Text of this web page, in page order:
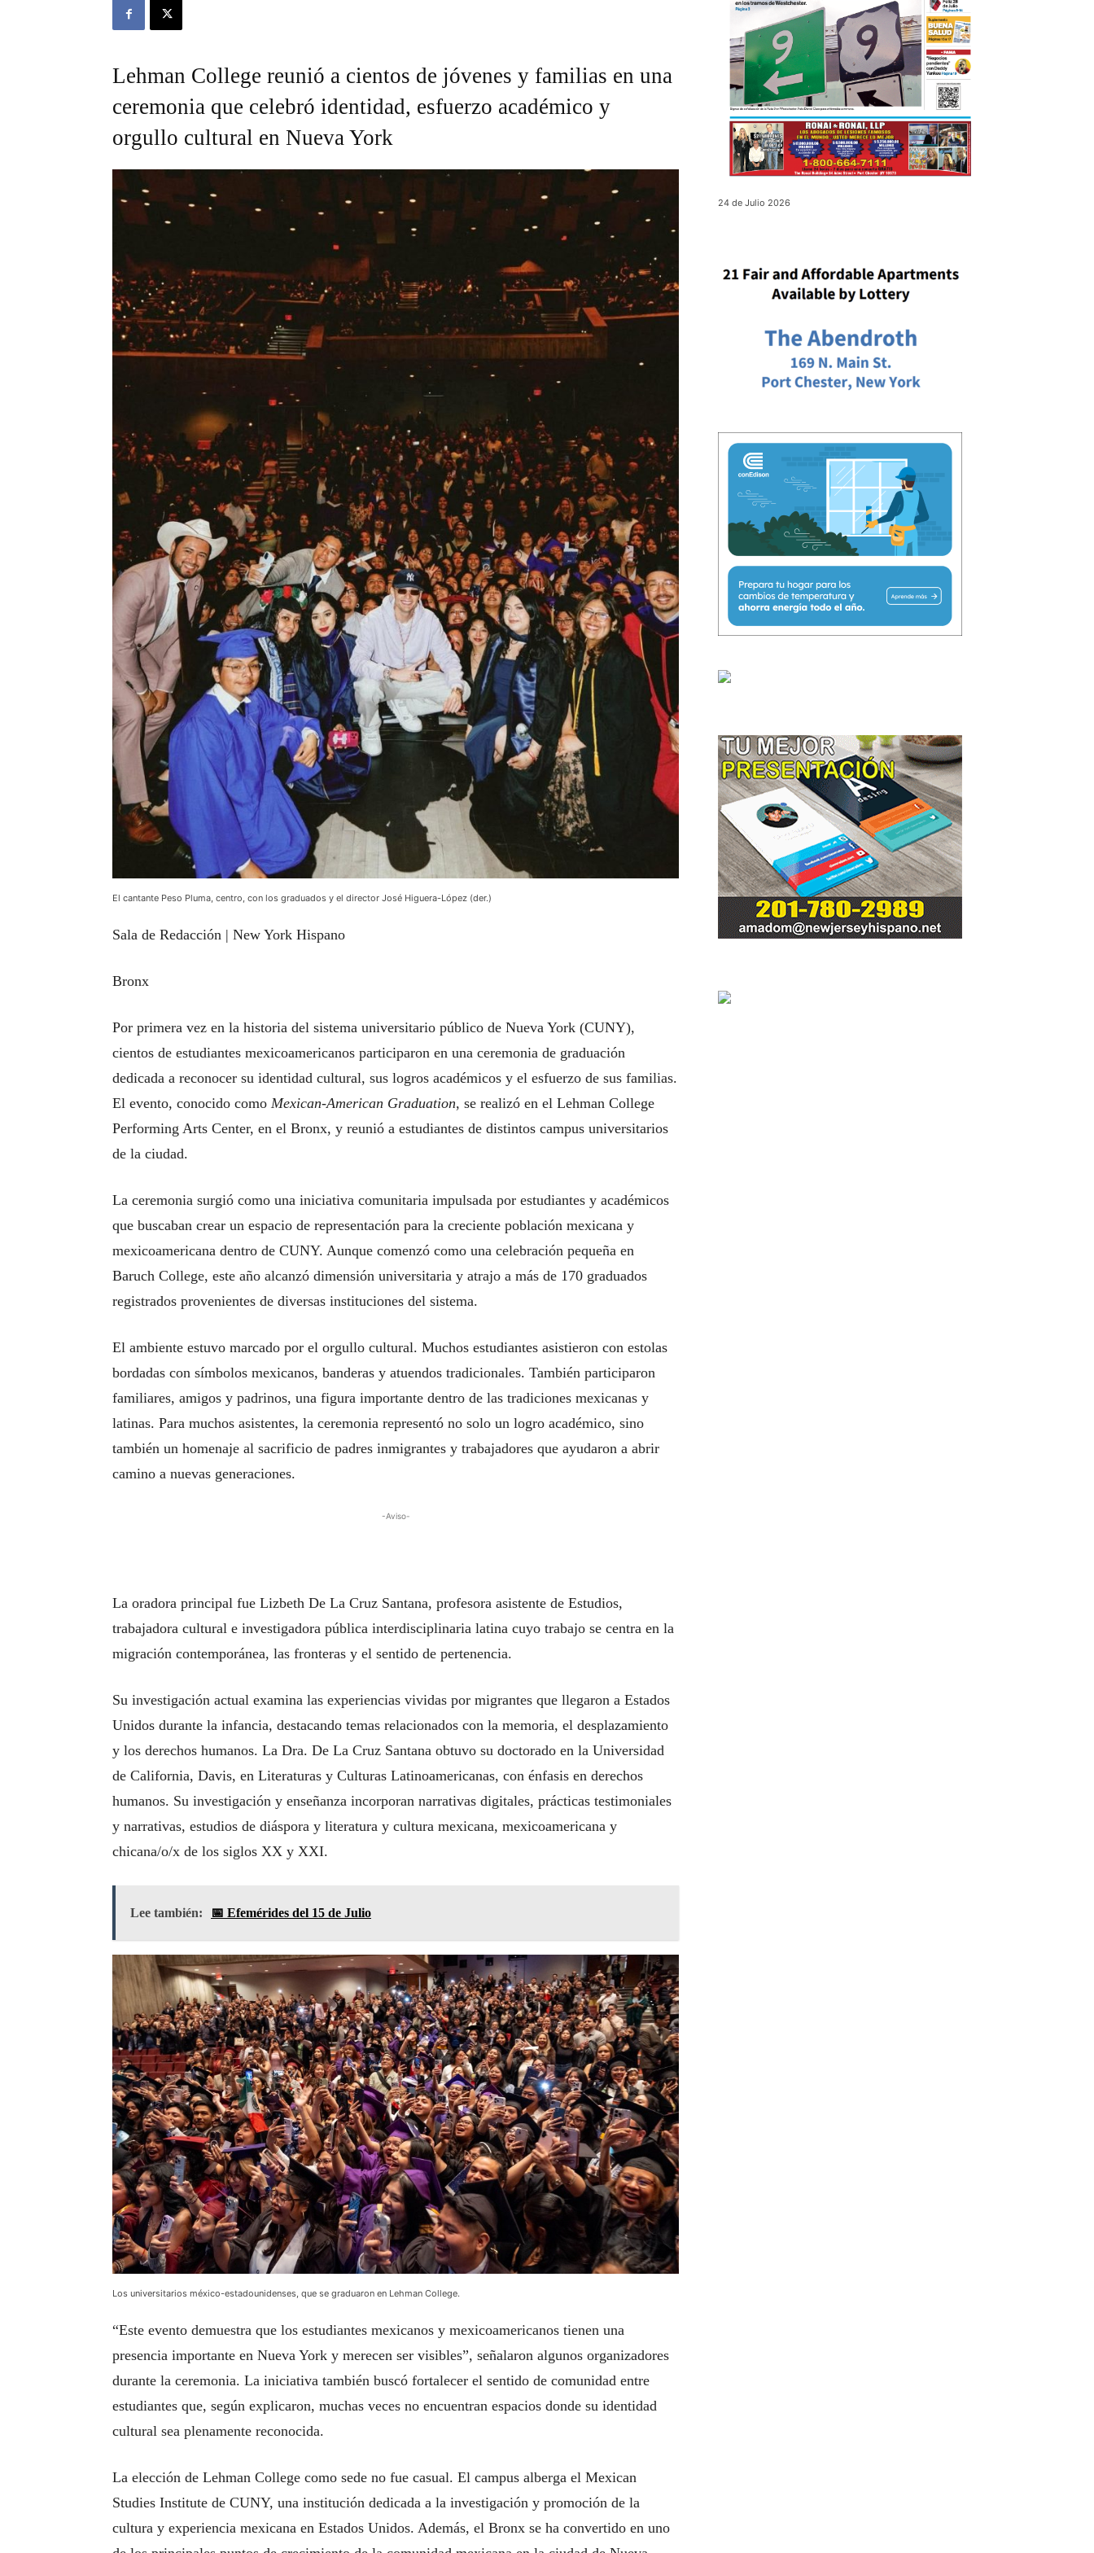
Lehman College reunió a cientos de jóvenes y familias en una
ceremonia que celebró identidad, esfuerzo académico y
orgullo cultural en Nueva York
El cantante Peso Pluma, centro, con los graduados y el director José Higuera-López (der.)
Sala de Redacción | New York Hispano
Bronx
Por primera vez en la historia del sistema universitario público de Nueva York (CUNY),
cientos de estudiantes mexicoamericanos participaron en una ceremonia de graduación
dedicada a reconocer su identidad cultural, sus logros académicos y el esfuerzo de sus familias.
El evento, conocido como Mexican-American Graduation, se realizó en el Lehman College
Performing Arts Center, en el Bronx, y reunió a estudiantes de distintos campus universitarios
de la ciudad.
La ceremonia surgió como una iniciativa comunitaria impulsada por estudiantes y académicos
que buscaban crear un espacio de representación para la creciente población mexicana y
mexicoamericana dentro de CUNY. Aunque comenzó como una celebración pequeña en
Baruch College, este año alcanzó dimensión universitaria y atrajo a más de 170 graduados
registrados provenientes de diversas instituciones del sistema.
El ambiente estuvo marcado por el orgullo cultural. Muchos estudiantes asistieron con estolas
bordadas con símbolos mexicanos, banderas y atuendos tradicionales. También participaron
familiares, amigos y padrinos, una figura importante dentro de las tradiciones mexicanas y
latinas. Para muchos asistentes, la ceremonia representó no solo un logro académico, sino
también un homenaje al sacrificio de padres inmigrantes y trabajadores que ayudaron a abrir
camino a nuevas generaciones.
-Aviso-
La oradora principal fue Lizbeth De La Cruz Santana, profesora asistente de Estudios,
trabajadora cultural e investigadora pública interdisciplinaria latina cuyo trabajo se centra en la
migración contemporánea, las fronteras y el sentido de pertenencia.
Su investigación actual examina las experiencias vividas por migrantes que llegaron a Estados
Unidos durante la infancia, destacando temas relacionados con la memoria, el desplazamiento
y los derechos humanos. La Dra. De La Cruz Santana obtuvo su doctorado en la Universidad
de California, Davis, en Literaturas y Culturas Latinoamericanas, con énfasis en derechos
humanos. Su investigación y enseñanza incorporan narrativas digitales, prácticas testimoniales
y narrativas, estudios de diáspora y literatura y cultura mexicana, mexicoamericana y
chicana/o/x de los siglos XX y XXI.
Lee también: 📅 Efemérides del 15 de Julio
Los universitarios méxico-estadounidenses, que se graduaron en Lehman College.
“Este evento demuestra que los estudiantes mexicanos y mexicoamericanos tienen una
presencia importante en Nueva York y merecen ser visibles”, señalaron algunos organizadores
durante la ceremonia. La iniciativa también buscó fortalecer el sentido de comunidad entre
estudiantes que, según explicaron, muchas veces no encuentran espacios donde su identidad
cultural sea plenamente reconocida.
La elección de Lehman College como sede no fue casual. El campus alberga el Mexican
Studies Institute de CUNY, una institución dedicada a la investigación y promoción de la
cultura y experiencia mexicana en Estados Unidos. Además, el Bronx se ha convertido en uno
24 de Julio 2026